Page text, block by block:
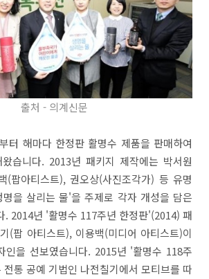
출처 - 의계신문
터 해마다 한정판 활명수 제품을 판매하여
습니다. 2013년 패키지 제작에는 박서원
(팝아티스트), 권오상(사진조각가) 등 유명
을 살리는 물'을 주제로 각자 개성을 담은
. 2014년 '활명수 117주년 한정판'(2014) 패
(팝 아티스트), 이용백(미디어 아티스트)이
인을 선보였습니다. 2015년 '활명수 118주
통 공예 기법인 나전칠기에서 모티브를 따